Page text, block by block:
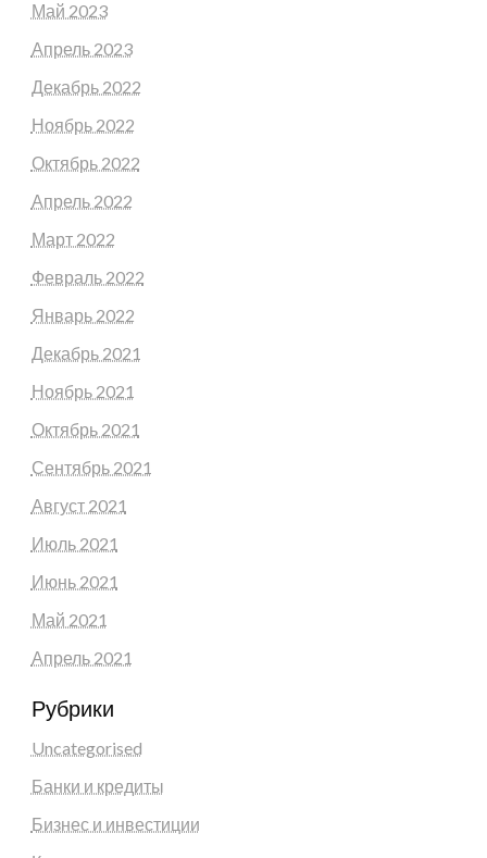
Май 2023
Апрель 2023
Декабрь 2022
Ноябрь 2022
Октябрь 2022
Апрель 2022
Март 2022
Февраль 2022
Январь 2022
Декабрь 2021
Ноябрь 2021
Октябрь 2021
Сентябрь 2021
Август 2021
Июль 2021
Июнь 2021
Май 2021
Апрель 2021
Рубрики
Uncategorised
Банки и кредиты
Бизнес и инвестиции